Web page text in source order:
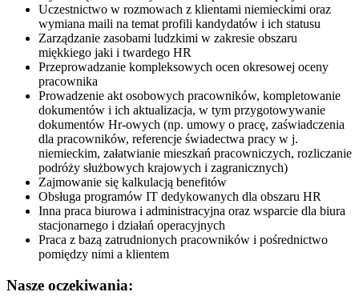
Uczestnictwo w rozmowach z klientami niemieckimi oraz
wymiana maili na temat profili kandydatów i ich statusu
Zarządzanie zasobami ludzkimi w zakresie obszaru
miękkiego jaki i twardego HR
Przeprowadzanie kompleksowych ocen okresowej oceny
pracownika
Prowadzenie akt osobowych pracowników, kompletowanie
dokumentów i ich aktualizacja, w tym przygotowywanie
dokumentów Hr-owych (np. umowy o pracę, zaświadczenia
dla pracowników, referencje świadectwa pracy w j.
niemieckim, załatwianie mieszkań pracowniczych, rozliczanie
podróży służbowych krajowych i zagranicznych)
Zajmowanie się kalkulacją benefitów
Obsługa programów IT dedykowanych dla obszaru HR
Inna praca biurowa i administracyjna oraz wsparcie dla biura
stacjonarnego i działań operacyjnych
Praca z bazą zatrudnionych pracowników i pośrednictwo
pomiędzy nimi a klientem
Nasze oczekiwania: